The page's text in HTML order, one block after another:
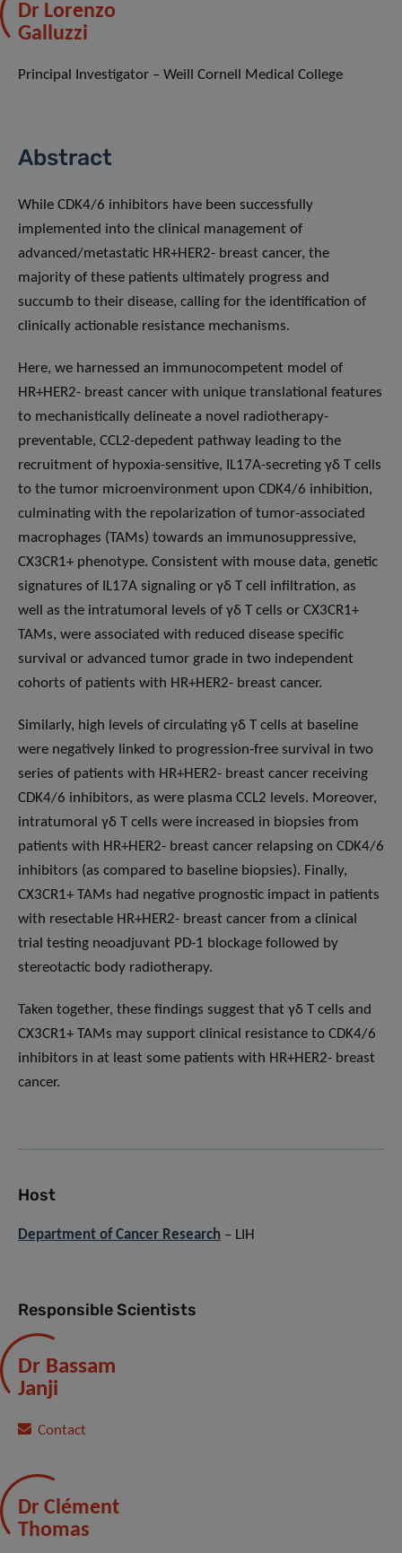
Dr Lorenzo
Galluzzi
Principal Investigator – Weill Cornell Medical College
Abstract
While CDK4/6 inhibitors have been successfully
implemented into the clinical management of
advanced/metastatic HR+HER2- breast cancer, the
majority of these patients ultimately progress and
succumb to their disease, calling for the identification of
clinically actionable resistance mechanisms.
Here, we harnessed an immunocompetent model of
HR+HER2- breast cancer with unique translational features
to mechanistically delineate a novel radiotherapy-
preventable, CCL2-depedent pathway leading to the
recruitment of hypoxia-sensitive, IL17A-secreting γδ T cells
to the tumor microenvironment upon CDK4/6 inhibition,
culminating with the repolarization of tumor-associated
macrophages (TAMs) towards an immunosuppressive,
CX3CR1+ phenotype. Consistent with mouse data, genetic
signatures of IL17A signaling or γδ T cell infiltration, as
well as the intratumoral levels of γδ T cells or CX3CR1+
TAMs, were associated with reduced disease specific
survival or advanced tumor grade in two independent
cohorts of patients with HR+HER2- breast cancer.
Similarly, high levels of circulating γδ T cells at baseline
were negatively linked to progression-free survival in two
series of patients with HR+HER2- breast cancer receiving
CDK4/6 inhibitors, as were plasma CCL2 levels. Moreover,
intratumoral γδ T cells were increased in biopsies from
patients with HR+HER2- breast cancer relapsing on CDK4/6
inhibitors (as compared to baseline biopsies). Finally,
CX3CR1+ TAMs had negative prognostic impact in patients
with resectable HR+HER2- breast cancer from a clinical
trial testing neoadjuvant PD-1 blockage followed by
stereotactic body radiotherapy.
Taken together, these findings suggest that γδ T cells and
CX3CR1+ TAMs may support clinical resistance to CDK4/6
inhibitors in at least some patients with HR+HER2- breast
cancer.
Host
Department of Cancer Research – LIH
Responsible Scientists
Dr Bassam
Janji
Contact
Dr Clément
Thomas